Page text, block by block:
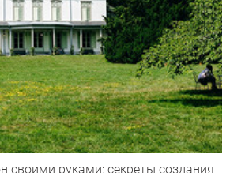
своими руками: секреты создания